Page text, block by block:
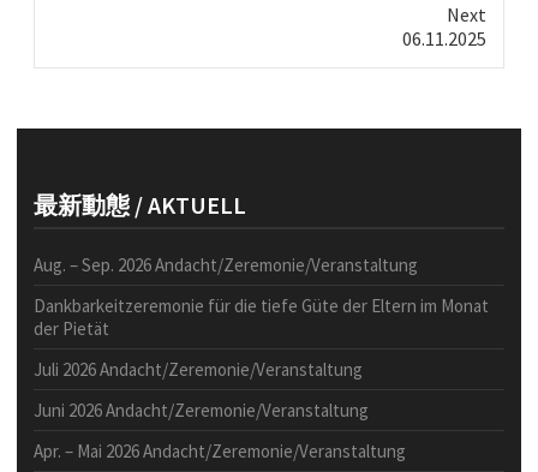
Next
06.11.2025
最新動態 / AKTUELL
Aug. – Sep. 2026 Andacht/Zeremonie/Veranstaltung
Dankbarkeitzeremonie für die tiefe Güte der Eltern im Monat
der Pietät
Juli 2026 Andacht/Zeremonie/Veranstaltung
Juni 2026 Andacht/Zeremonie/Veranstaltung
Apr. – Mai 2026 Andacht/Zeremonie/Veranstaltung